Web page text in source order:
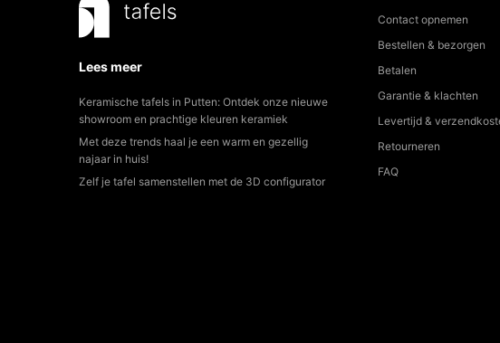
Lees meer
Keramische tafels in Putten: Ontdek onze nieuwe
Met deze trends haal je een warm en gezellig
Zelf je tafel samenstellen met de 3D configurator
Bestellen & bezorgen
Betalen
Garantie & klachten
Levertijd & verzendkosten
Retourneren
FAQ